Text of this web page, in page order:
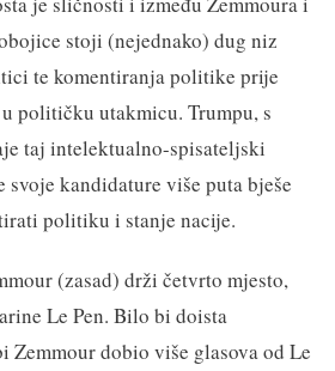
stoji (nejednako) dug niz
te komentiranja politike prije
političku utakmicu. Trumpu, s
taj intelektualno-spisateljski
svoje kandidature više puta bješe
politiku i stanje nacije.
(zasad) drži četvrto mjesto,
Le Pen. Bilo bi doista
Zemmour dobio više glasova od Le